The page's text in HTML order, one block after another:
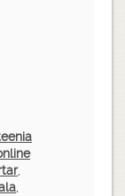
,
,